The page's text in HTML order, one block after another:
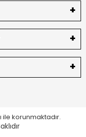
ile korunmaktadır.